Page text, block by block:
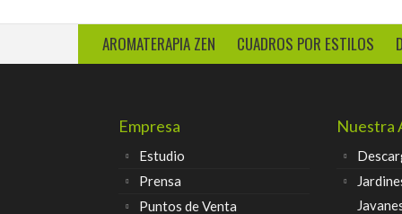
AROMATERAPIA ZEN CUADROS POR ESTILOS
Empresa
Estudio
Prensa
Puntos de Venta
Nuestra